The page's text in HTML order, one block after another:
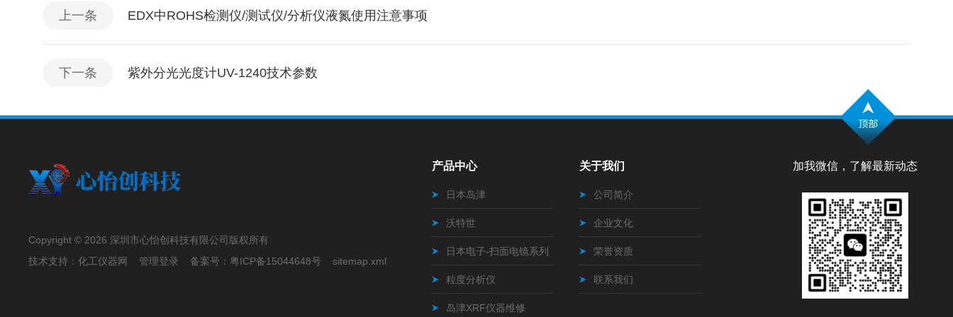
上一条 EDX中ROHS检测仪/测试仪/分析仪液氮使用注意事项
下一条 紫外分光光度计UV-1240技术参数
加我微信，了解最新动态
Copyright © 2026 深圳市心怡创科技有限公司版权所有
技术支持：化工仪器网 管理登录 备案号： 粤ICP备15044648号 sitemap.xml
产品中心
日本岛津
沃特世
日本电子-扫面电镜系列
粒度分析仪
岛津XRF仪器维修
关于我们
公司简介
企业文化
荣誉资质
联系我们